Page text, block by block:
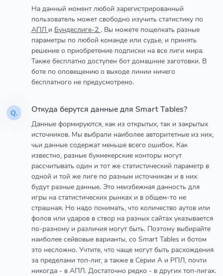
На данный момент любой зарегистрированный
пользователь может свободно изучить статистику по
АПЛ и Бундеслиге-2 . Вы можете пощелкать разные
параметры по любой команде или судье, и принять
решение о приобретение подписки на все лиги мира.
Также бесплатно доступен бот домашние заготовки. В
боте по оповещению о выходе линии ничего
бесплатного не предусмотрено.
Q. Откуда берутся данные для Smart Tables?
Данные формируются, как из открытых, так и закрытых
источников. Мы выбрали наиболее авторитетные из них,
чьи данные содержат меньше всего ошибок. Как
известно, разные букмекерские конторы могут
рассчитывать один и тот же статистический параметр в
одной и той же лиге по разным источникам и в них
будут разные данные. Это неизбежная данность для
игры на статистических рынках и в общем-то не
страшная. Но надо понимать, что количество аутов или
фолов или ударов в створ на разных сайтах указывается
по-разному и различия могут быть. Поэтому выбирайте
наиболее сейвовые варианты, со Smart Tables и ботом
это несложно. Учтите, что чаще могут быть расхождения
за пределами топ-лиг, а также в Серии А и РПЛ, почти
никогда - в АПЛ. Достаточно редко - в других топ-лигах.